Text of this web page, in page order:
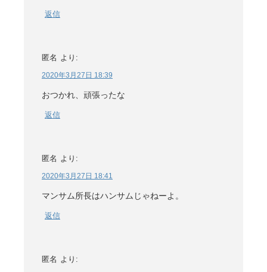
返信
匿名 より:
2020年3月27日 18:39
おつかれ、頑張ったな
返信
匿名 より:
2020年3月27日 18:41
マンサム所長はハンサムじゃねーよ。
返信
匿名 より: